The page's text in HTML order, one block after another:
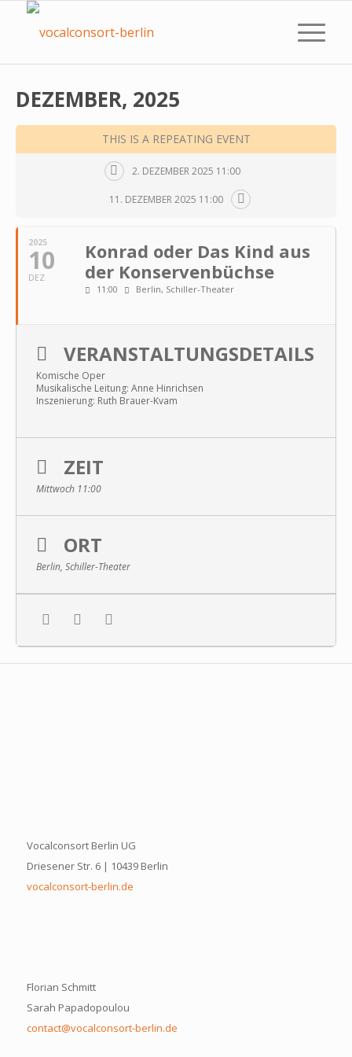
DEZEMBER, 2025
THIS IS A REPEATING EVENT
2. DEZEMBER 2025 11:00
11. DEZEMBER 2025 11:00
2025
10
DEZ
Kon­rad oder Das Kind aus
der Kon­ser­ven­büchse
11:00 Berlin, Schiller-Theater
VERANSTALTUNGSDETAILS
Komische Oper
Musikalische Leitung: An­ne Hin­rich­sen
Inszenierung: Ruth Brau­er-­Kvam
ZEIT
Mittwoch 11:00
ORT
Berlin, Schiller-Theater
Vocalconsort Berlin UG
Driesener Str. 6 | 10439 Berlin
vocalconsort-berlin.de
Florian Schmitt
Sarah Papadopoulou
contact@vocalconsort-berlin.de